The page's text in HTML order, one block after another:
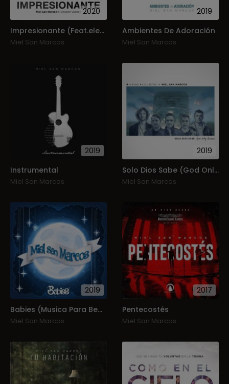
2020
Impresionante (Feat.elevation Worship) (Single)
Miel San Marcos
2019
Ambientes De Adoración
Miel San Marcos
2019
Instrumental
Miel San Marcos
2019
Solo Dios Sabe (God Only Knows)
Miel San Marcos
2019
Babies (Musica Para Bebes)
Miel San Marcos
2017
Pentecostés
Miel San Marcos